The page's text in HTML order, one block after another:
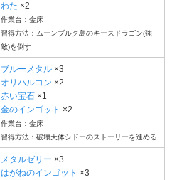
わた ×2
作業台：金床
習得方法：ムーンブルク島のキースドラゴン(強
敵)を倒す
ブルーメタル ×3
オリハルコン ×2
赤い宝石 ×1
金のインゴット ×2
作業台：金床
習得方法：破壊天体シドーのストーリーを進める
メタルゼリー ×3
はがねのインゴット ×3